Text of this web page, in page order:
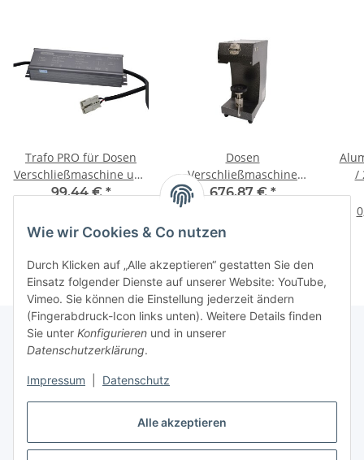
Alle akzeptieren
Wie wir Cookies & Co nutzen
Durch Klicken auf „Alle akzeptieren“ gestatten Sie den
Einsatz folgender Dienste auf unserer Website: YouTube,
Vimeo. Sie können die Einstellung jederzeit ändern
(Fingerabdruck-Icon links unten). Weitere Details finden
Sie unter Konfigurieren und in unserer
Datenschutzerklärung.
Impressum Datenschutz
Trafo PRO für Dosen
Verschließmaschine und
MaltZilla
99,44 €*
Dosen
Verschließmaschine
Cannular PRO CDLE
676,87 €*
/